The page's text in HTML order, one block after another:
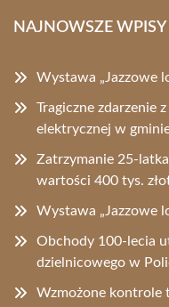
NAJNOWSZE WPISY
Wystawa „Jazzowe
Tragiczne zdarzenie
elektrycznej w
Zatrzymanie 25-
wartości 400 tys.
Wystawa „Jazzowe
Obchody 100-lecia
dzielnicowego w
Wzmożone kontrole